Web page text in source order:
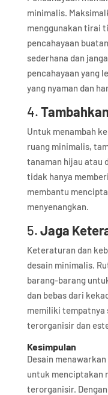
minimalis.
menggunakan tirai
pencahayaan
sederhana dan
pencahayaan yang
yang nyaman dan
4.
Untuk menambah
ruang minimalis,
tanaman hijau atau
tidak hanya
membantu
menyenangkan.
5.Jaga
Keteraturan dan
desain minimalis.
barang-barang
dan bebas dari
memiliki tempatnya
terorganisir dan
Kesimpulan
Desain
untuk menciptakan
terorganisir.